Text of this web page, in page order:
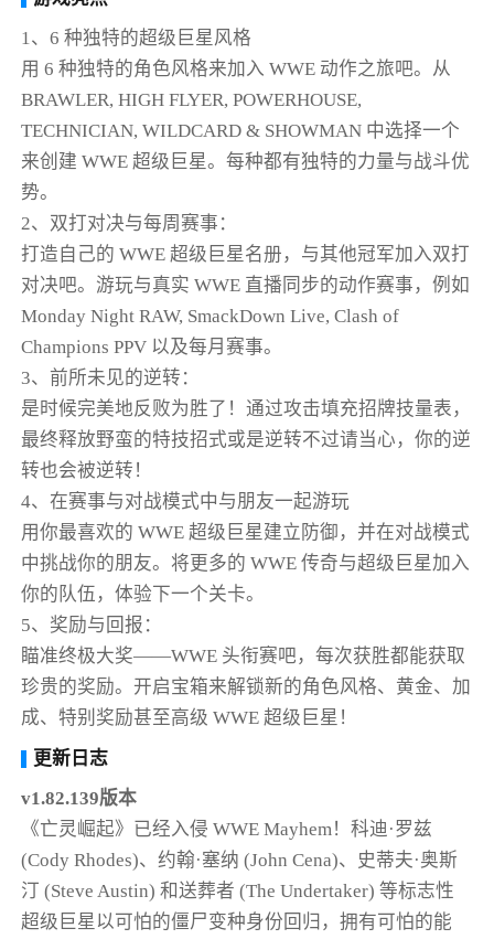
1、6 种独特的超级巨星风格
用 6 种独特的角色风格来加入 WWE 动作之旅吧。从
BRAWLER, HIGH FLYER, POWERHOUSE,
TECHNICIAN, WILDCARD & SHOWMAN 中选择一个
来创建 WWE 超级巨星。每种都有独特的力量与战斗优
势。
2、双打对决与每周赛事：
打造自己的 WWE 超级巨星名册，与其他冠军加入双打
对决吧。游玩与真实 WWE 直播同步的动作赛事，例如
Monday Night RAW, SmackDown Live, Clash of
Champions PPV 以及每月赛事。
3、前所未见的逆转：
是时候完美地反败为胜了！通过攻击填充招牌技量表，
最终释放野蛮的特技招式或是逆转不过请当心，你的逆
转也会被逆转！
4、在赛事与对战模式中与朋友一起游玩
用你最喜欢的 WWE 超级巨星建立防御，并在对战模式
中挑战你的朋友。将更多的 WWE 传奇与超级巨星加入
你的队伍，体验下一个关卡。
5、奖励与回报：
瞄准终极大奖——WWE 头衔赛吧，每次获胜都能获取
珍贵的奖励。开启宝箱来解锁新的角色风格、黄金、加
成、特别奖励甚至高级 WWE 超级巨星！
更新日志
v1.82.139版本
《亡灵崛起》已经入侵 WWE Mayhem！科迪·罗兹
(Cody Rhodes)、约翰·塞纳 (John Cena)、史蒂夫·奥斯
汀 (Steve Austin) 和送葬者 (The Undertaker) 等标志性
超级巨星以可怕的僵尸变种身份回归，拥有可怕的能